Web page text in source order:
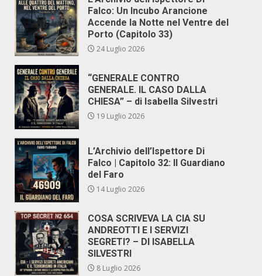
Falco: Un Incubo Arancione
Accende la Notte nel Ventre del
Porto (Capitolo 33)
24 Luglio 2026
“GENERALE CONTRO
GENERALE. IL CASO DALLA
CHIESA” – di Isabella Silvestri
19 Luglio 2026
L’Archivio dell’Ispettore Di
Falco | Capitolo 32: Il Guardiano
del Faro
14 Luglio 2026
COSA SCRIVEVA LA CIA SU
ANDREOTTI E I SERVIZI
SEGRETI? – DI ISABELLA
SILVESTRI
8 Luglio 2026